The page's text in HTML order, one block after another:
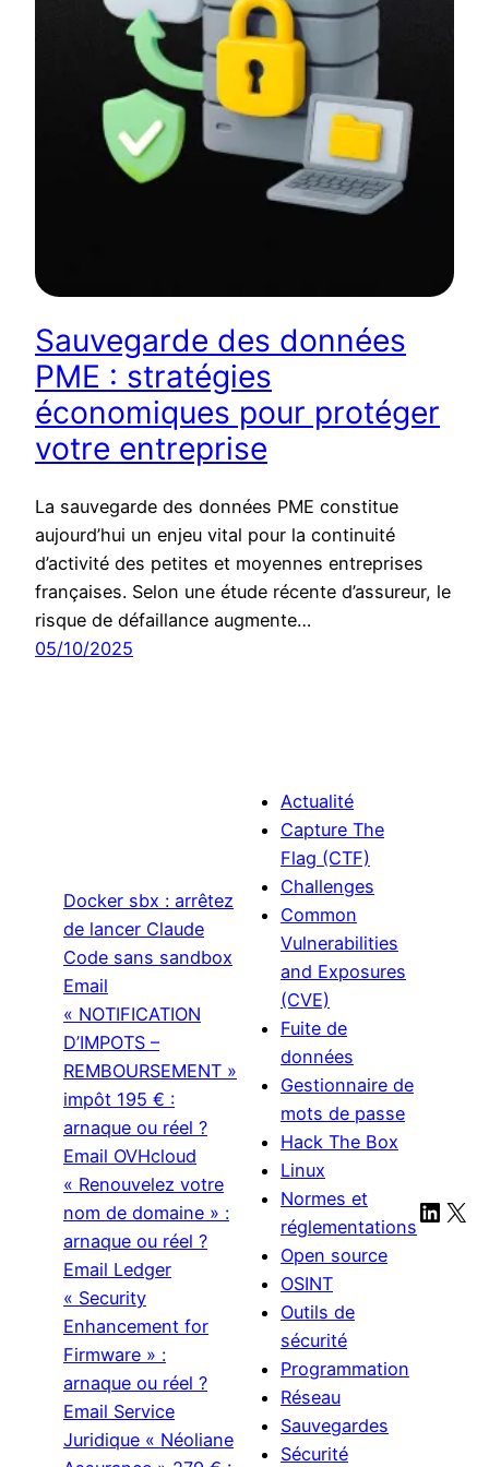
Sauvegarde des données
PME : stratégies
économiques pour protéger
votre entreprise
La sauvegarde des données PME constitue
aujourd’hui un enjeu vital pour la continuité
d’activité des petites et moyennes entreprises
françaises. Selon une étude récente d’assureur, le
risque de défaillance augmente…
05/10/2025
Docker sbx : arrêtez
de lancer Claude
Code sans sandbox
Email
« NOTIFICATION
D’IMPOTS –
REMBOURSEMENT »
impôt 195 € :
arnaque ou réel ?
Email OVHcloud
« Renouvelez votre
nom de domaine » :
arnaque ou réel ?
Email Ledger
« Security
Enhancement for
Firmware » :
arnaque ou réel ?
Email Service
Juridique « Néoliane
Actualité
Capture The
Flag (CTF)
Challenges
Common
Vulnerabilities
and Exposures
(CVE)
Fuite de
données
Gestionnaire de
mots de passe
Hack The Box
Linux
Normes et
réglementations
Open source
OSINT
Outils de
sécurité
Programmation
Réseau
Sauvegardes
Sécurité
X